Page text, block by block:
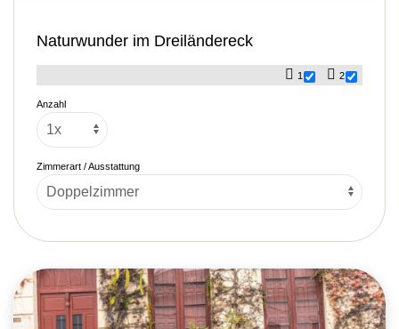
Naturwunder im Dreiländereck
1 2
Anzahl
Zimmerart / Ausstattung